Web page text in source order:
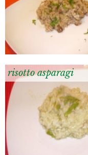
risotto asparagi